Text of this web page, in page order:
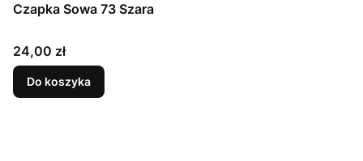
Czapka Sowa 73 Szara
Cena
24,00 zł
Do koszyka